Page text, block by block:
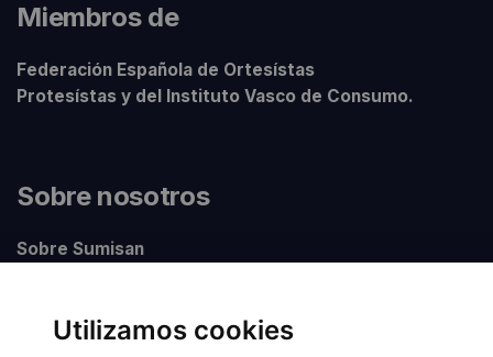
Utilizamos cookies
Miembros de
Federación Española de Ortesístas
Protesístas y del Instituto Vasco de Consumo.
Sobre nosotros
Sobre Sumisan